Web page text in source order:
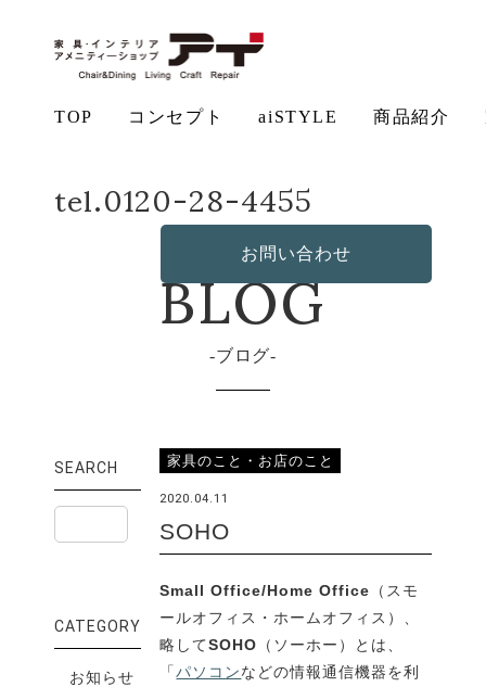
TOP コンセプト
無垢
お手入れ 保証につ
aiSTYLE
コー
商品紹介
テー
ソフ
ベッ
ド
デス
ク
作・オリ その他の
tel.0120-28-4455
お問い合わせ
BLOG
ブログ
家具のこと・お店のこと
2020.04.11
SOHO
Small Office/Home Office （スモ
ールオフィス・ホームオフィス）、
略してSOHO （ソーホー）とは、
「パソコンなどの情報通信機器を利
SEARCH
CATEGORY
お知らせ